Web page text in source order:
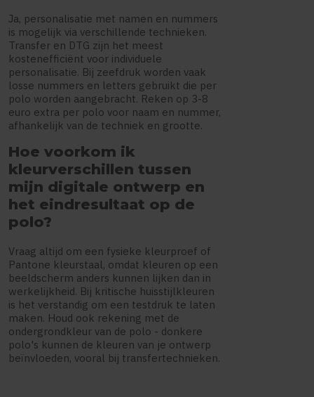
Ja, personalisatie met namen en nummers
is mogelijk via verschillende technieken.
Transfer en DTG zijn het meest
kostenefficiënt voor individuele
personalisatie. Bij zeefdruk worden vaak
losse nummers en letters gebruikt die per
polo worden aangebracht. Reken op 3-8
euro extra per polo voor naam en nummer,
afhankelijk van de techniek en grootte.
Hoe voorkom ik
kleurverschillen tussen
mijn digitale ontwerp en
het eindresultaat op de
polo?
Vraag altijd om een fysieke kleurproef of
Pantone kleurstaal, omdat kleuren op een
beeldscherm anders kunnen lijken dan in
werkelijkheid. Bij kritische huisstijlkleuren
is het verstandig om een testdruk te laten
maken. Houd ook rekening met de
ondergrondkleur van de polo - donkere
polo's kunnen de kleuren van je ontwerp
beïnvloeden, vooral bij transfertechnieken.